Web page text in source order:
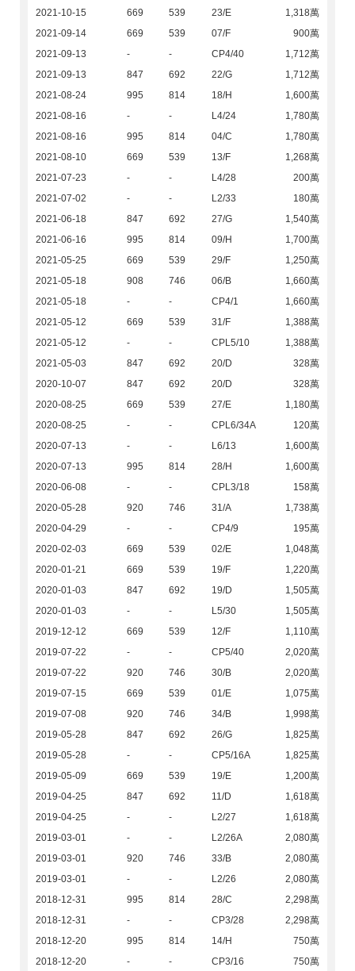
2021-10-15 669 539 23/E
1,318萬
2021-09-14
669 539 07/F
900萬
2021-09-13
- - CP4/40
1,712萬
2021-09-13
847 692 22/G
1,712萬
2021-08-24
995 814 18/H
1,600萬
2021-08-16
- - L4/24
1,780萬
2021-08-16
995 814 04/C
1,780萬
2021-08-10
669 539 13/F
1,268萬
2021-07-23
- - L4/28
200萬
2021-07-02
- - L2/33
180萬
2021-06-18
847 692 27/G
1,540萬
2021-06-16
995 814 09/H
1,700萬
2021-05-25
669 539 29/F
1,250萬
2021-05-18
908 746 06/B
1,660萬
2021-05-18
- - CP4/1
1,660萬
2021-05-12
669 539 31/F
1,388萬
2021-05-12
- - CPL5/10
1,388萬
2021-05-03
847 692 20/D
328萬
2020-10-07
847 692 20/D
328萬
2020-08-25
669 539 27/E
1,180萬
2020-08-25
- - CPL6/34A
120萬
2020-07-13
- - L6/13
1,600萬
2020-07-13
995 814 28/H
1,600萬
2020-06-08
- - CPL3/18
158萬
2020-05-28
920 746 31/A
1,738萬
2020-04-29
- - CP4/9
195萬
2020-02-03
669 539 02/E
1,048萬
2020-01-21
669 539 19/F
1,220萬
2020-01-03
847 692 19/D
1,505萬
2020-01-03
- - L5/30
1,505萬
2019-12-12
669 539 12/F
1,110萬
2019-07-22
- - CP5/40
2,020萬
2019-07-22
920 746 30/B
2,020萬
2019-07-15
669 539 01/E
1,075萬
2019-07-08
920 746 34/B
1,998萬
2019-05-28
847 692 26/G
1,825萬
2019-05-28
- - CP5/16A
1,825萬
2019-05-09
669 539 19/E
1,200萬
2019-04-25
847 692 11/D
1,618萬
2019-04-25
- - L2/27
1,618萬
2019-03-01
- - L2/26A
2,080萬
2019-03-01
920 746 33/B
2,080萬
2019-03-01
- - L2/26
2,080萬
2018-12-31
995 814 28/C
2,298萬
2018-12-31
- - CP3/28
2,298萬
2018-12-20
995 814 14/H
750萬
2018-12-20
- - CP3/16
750萬